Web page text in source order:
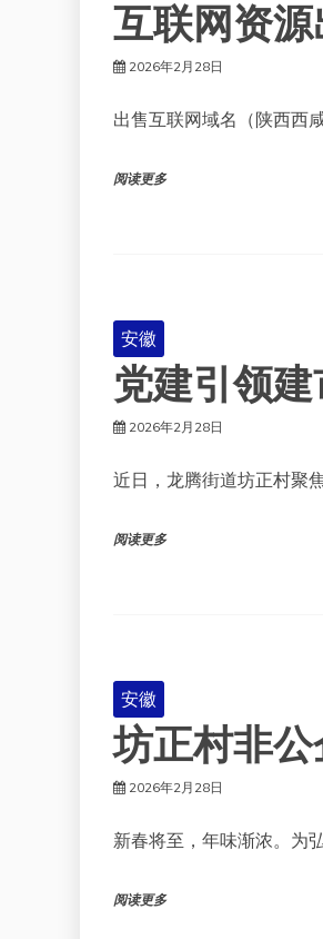
互联网资源
2026年2月28日
出售互联网域名（陕西西
阅读更多
安徽
党建引领
2026年2月28日
近日，龙腾街道坊正村聚
阅读更多
安徽
坊正村非
2026年2月28日
新春将至，年味渐浓。为
阅读更多